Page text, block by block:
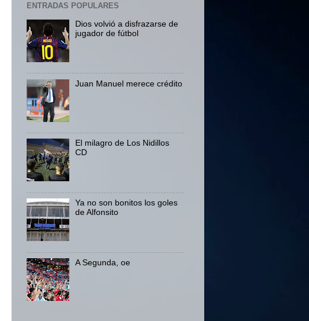
ENTRADAS POPULARES
Dios volvió a disfrazarse de
jugador de fútbol
Juan Manuel merece crédito
El milagro de Los Nidillos
CD
Ya no son bonitos los goles
de Alfonsito
A Segunda, oe